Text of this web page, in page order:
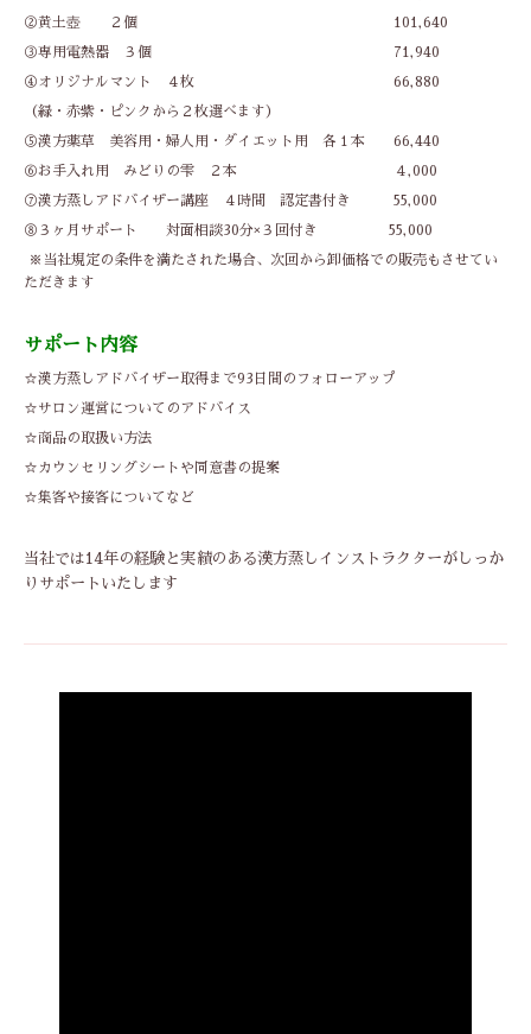
②黄土壺 ２個 101,640
③専用電熱器 ３個 71,940
④オリジナルマント ４枚 66,880
（緑・赤紫・ピンクから２枚選べます）
⑤漢方薬草 美容用・婦人用・ダイエット用 各１本 66,440
⑥お手入れ用 みどりの雫 ２本 ４,000
⑦漢方蒸しアドバイザー講座 ４時間 認定書付き 55,000
⑧３ヶ月サポート 対面相談30分×３回付き 55,000
※当社規定の条件を満たされた場合、次回から卸価格での販売もさせてい
ただきます
サポート内容
☆漢方蒸しアドバイザー取得まで93日間のフォローアップ
☆サロン運営についてのアドバイス
☆商品の取扱い方法
☆カウンセリングシートや同意書の提案
☆集客や接客についてなど
当社では14年の経験と実績のある漢方蒸しインストラクターがしっか
りサポートいたします